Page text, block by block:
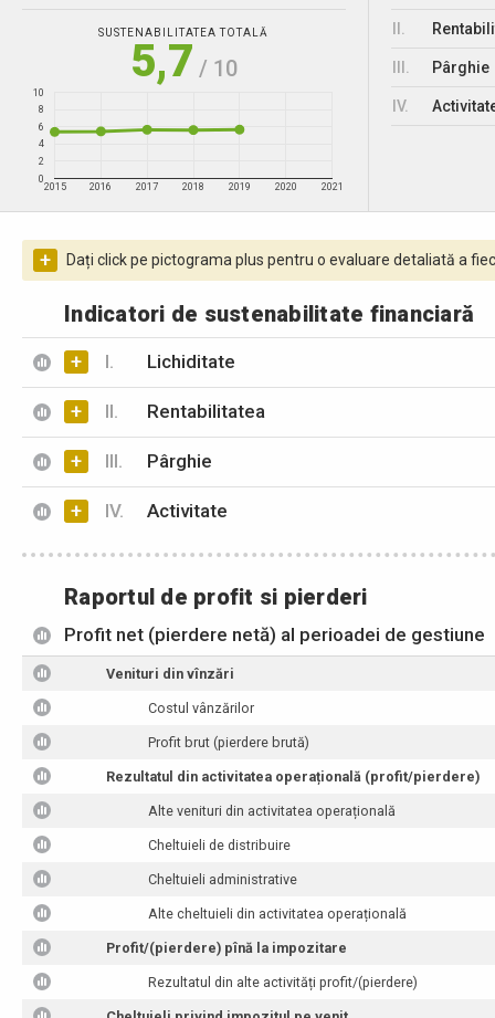
SUSTENABILITATEA TOTALĂ
5,7 / 10
2015 2016 2017 2018 2019 2020 2021
0
2
4
6
8
10
Pârghie
IV.
+ Dați click pe pictograma plus pentru o evaluare detaliată a
Indicatori de sustenabilitate financiară
+ I. Lichiditate
+ II. Rentabilitatea
+ III. Pârghie
+ IV. Activitate
Raportul de profit si pierderi
Profit net (pierdere netă) al perioadei de gestiune
Venituri din vînzări
Costul vânzărilor
Profit brut (pierdere brută)
Rezultatul din activitatea operațională (profit/pierdere)
Alte venituri din activitatea operațională
Cheltuieli de distribuire
Cheltuieli administrative
Alte cheltuieli din activitatea operațională
Profit/(pierdere) pînă la impozitare
Rezultatul din alte activități profit/(pierdere)